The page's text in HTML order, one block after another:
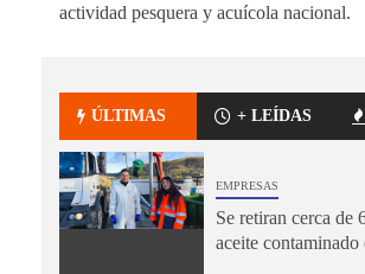
actividad pesquera y acuícola nacional.
ÚLTIMAS + LEÍDAS
EMPRESAS
Se retiran cerca de
aceite